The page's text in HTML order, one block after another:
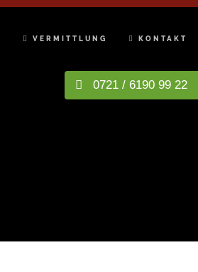
0721 / 6190 99 22
VERMITTLUNG KONTAKT